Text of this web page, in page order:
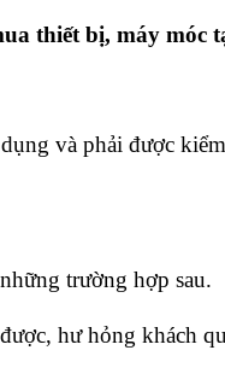
thiết bị, máy móc
và phải được
trường hợp sau.
hư hỏng khách